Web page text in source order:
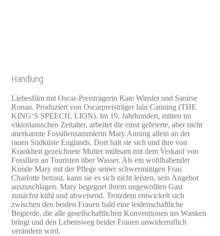
Handlung
Liebesfilm mit Oscar-Preisträgerin Kate Winslet und Saoirse
Ronan. Produziert von Oscarpreisträger Iain Canning (THE
KING‘S SPEECH, LION). Im 19. Jahrhundert, mitten im
viktorianischen Zeitalter, arbeitet die einst gefeierte, aber nicht
anerkannte Fossiliensammlerin Mary Anning allein an der
rauen Südküste Englands. Dort hält sie sich und ihre von
Krankheit gezeichnete Mutter mühsam mit dem Verkauf von
Fossilien an Touristen über Wasser. Als ein wohlhabender
Kunde Mary mit der Pflege seiner schwermütigen Frau
Charlotte betraut, kann sie es sich nicht leisten, sein Angebot
auszuschlagen. Mary begegnet ihrem ungewollten Gast
zunächst kühl und abweisend. Trotzdem entwickelt sich
zwischen den beiden Frauen bald eine leidenschaftliche
Begierde, die alle gesellschaftlichen Konventionen ins Wanken
bringt und den Lebensweg beider Frauen unwiderruflich
verändern wird.